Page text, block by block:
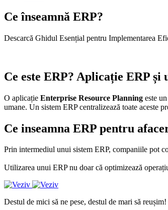
Ce înseamnă ERP?
Descarcă Ghidul Esențial pentru Implementarea
Ce este ERP? Aplicație ERP și
O aplicație Enterprise Resource Planning este
umane. Un sistem ERP centralizează toate aceste
Ce inseamna ERP pentru
Prin intermediul unui sistem ERP, companiile pot
Utilizarea unui ERP nu doar că optimizează
Destul de mici să ne pese, destul de mari să reușim!